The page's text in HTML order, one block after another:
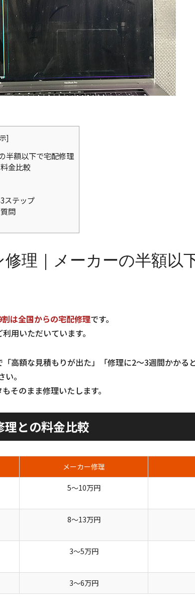
]
半額以下で宅配修理
金比較
ステップ
問
理｜メーカーの半額以
割は全国からの宅配修理です。
用いただいています。
高額な見積もりが出た」「修理に2〜3週間かかる
。
そのまま修理いたします。
との料金比較
メーカー修理
5〜10万円
8〜13万円
3〜5万円
3〜6万円